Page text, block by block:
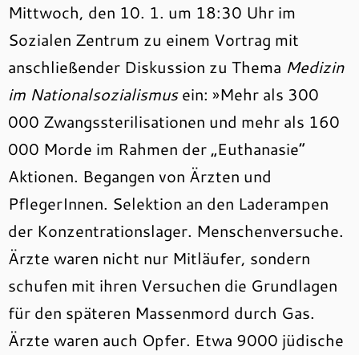
Mittwoch, den 10. 1. um 18:30 Uhr im
Sozialen Zentrum zu einem Vortrag mit
anschließender Diskussion zu Thema Medizin
im Nationalsozialismusein: »Mehr als 300
000 Zwangssterilisationen und mehr als 160
000 Morde im Rahmen der „Euthanasie“
Aktionen. Begangen von Ärzten und
PflegerInnen. Selektion an den Laderampen
der Konzentrationslager. Menschenversuche.
Ärzte waren nicht nur Mitläufer, sondern
schufen mit ihren Versuchen die Grundlagen
für den späteren Massenmord durch Gas.
Ärzte waren auch Opfer. Etwa 9000 jüdische